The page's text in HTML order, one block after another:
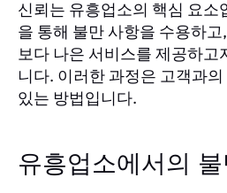
신뢰는 유흥업소의 핵심 요소
을 통해 불만 사항을 수용하
보다 나은 서비스를 제공하고
니다. 이러한 과정은 고객과
있는 방법입니다.
유흥업소에서의